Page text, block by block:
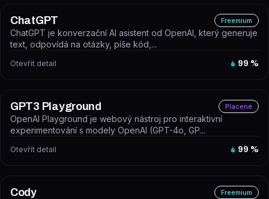
ChatGPT Freemium
ChatGPT je konverzační AI asistent od OpenAI, který generuje
text, odpovídá na otázky, píše kód,...
Otevřít detail 99 %
GPT3 Playground Placené
OpenAI Playground je webový nástroj pro interaktivní
experimentování s modely OpenAI (GPT-4o, GP...
Otevřít detail 99 %
Cody Freemium